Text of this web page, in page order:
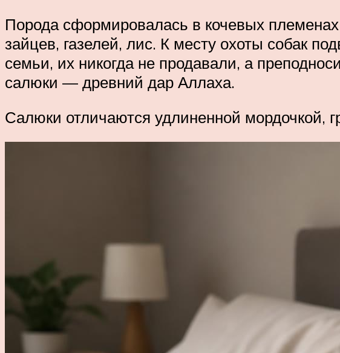
Порода сформировалась в кочевых
зайцев, газелей, лис. К месту охоты собак
семьи, их никогда не продавали, а
салюки — древний дар Аллаха.
Салюки отличаются удлиненной